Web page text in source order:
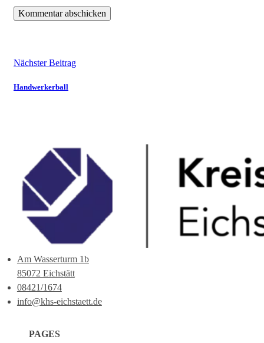
Nächster Beitrag
Handwerkerball
Am Wasserturm 1b
85072 Eichstätt
08421/1674
info@khs-eichstaett.de
PAGES